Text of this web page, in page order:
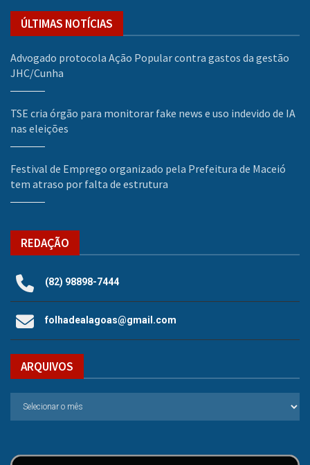
ÚLTIMAS NOTÍCIAS
Advogado protocola Ação Popular contra gastos da gestão
JHC/Cunha
TSE cria órgão para monitorar fake news e uso indevido de IA
nas eleições
Festival de Emprego organizado pela Prefeitura de Maceió
tem atraso por falta de estrutura
REDAÇÃO
(82) 98898-7444
folhadealagoas@gmail.com
ARQUIVOS